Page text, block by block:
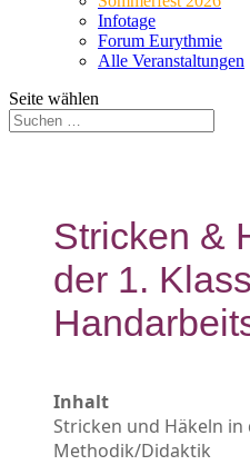
Infotage
Forum Eurythmie
Alle Veranstaltungen
Seite wählen
Stricken &
der 1.
Inhalt
Stricken und Häkeln in
Methodik/Didaktik